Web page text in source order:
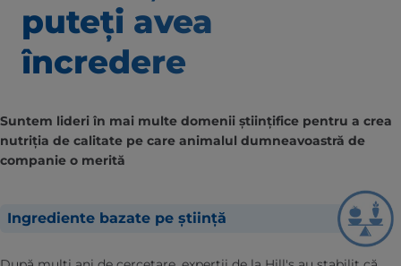
puteți avea
încredere
Suntem lideri în mai multe domenii științifice pentru a crea
nutriția de calitate pe care animalul dumneavoastră de
companie o merită
Ingrediente bazate pe știință